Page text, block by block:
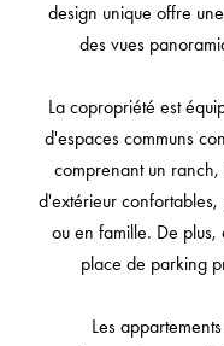
design unique offre
des vues
La copropriété est
d'espaces communs
comprenant un
d'extérieur
ou en famille. De
place de parking
Les